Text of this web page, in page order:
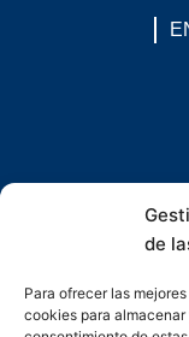
de
Para ofrecer las
cookies para
F
a